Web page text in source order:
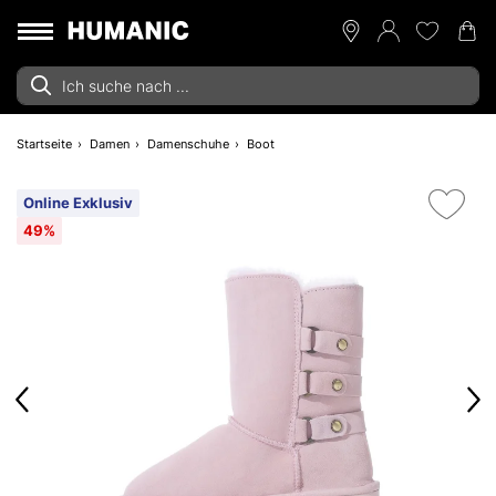
Startseite Damen Damenschuhe Boot
Online Exklusiv
49%